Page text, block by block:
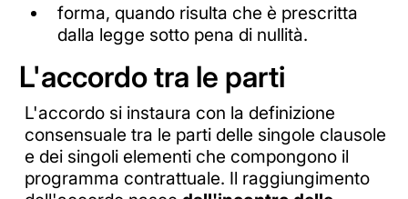
forma, quando risulta che è prescritta
dalla legge sotto pena di nullità.
L'accordo tra le parti
L'accordo si instaura con la definizione
consensuale tra le parti delle singole clausole
e dei singoli elementi che compongono il
programma contrattuale. Il raggiungimento